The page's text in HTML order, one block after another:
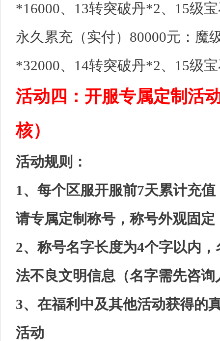
*16000、13转突破丹*2、15级
永久累充（实付）80000元：魔
*32000、14转突破丹*2、15级
活动四：开服专属定制活
核）
活动规则：
1、每个区服开服前7天累计充
请专属定制称号，称号外观固
2、称号名字长度为4个字以内
法不良文明信息（名字需先咨
3、在福利中及其他活动获得的
活动